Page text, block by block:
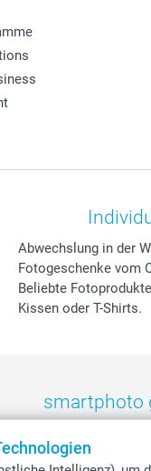
Abwechslung in der
Fotogeschenke vom
Beliebte
Kissen oder T-Shirts.
smartphoto